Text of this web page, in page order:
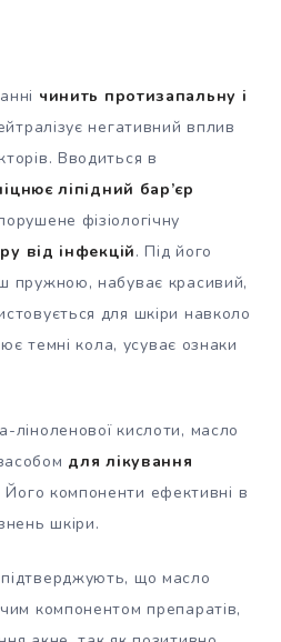
чинить протизапальну і
негативний вплив
Вводиться в
ліпідний бар’єр
фізіологічну
від інфекцій. Під його
пружною, набуває красивий,
для шкіри навколо
темні кола, усуває ознаки
ліноленової кислоти, масло
для лікування
Його компоненти ефективні в
шкіри.
що масло
компонентом препаратів,